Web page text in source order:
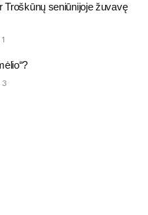
Troškūnų seniūnijoje žuvavę
1
3